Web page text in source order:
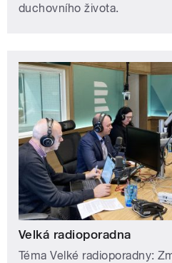
duchovního života.
Velká radioporadna
Téma Velké radioporadny: